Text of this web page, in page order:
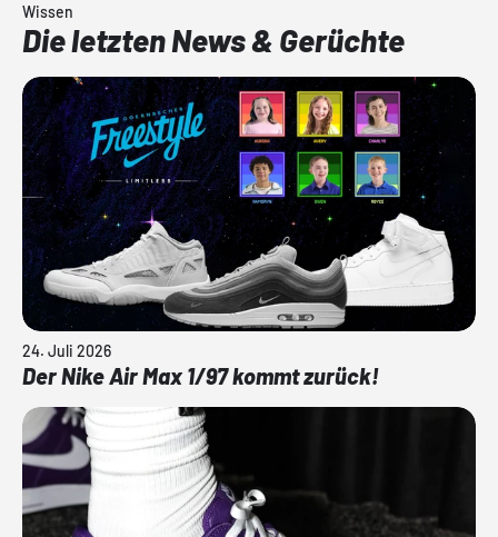
Wissen
Die letzten News & Gerüchte
24. Juli 2026
Der Nike Air Max 1/97 kommt zurück!